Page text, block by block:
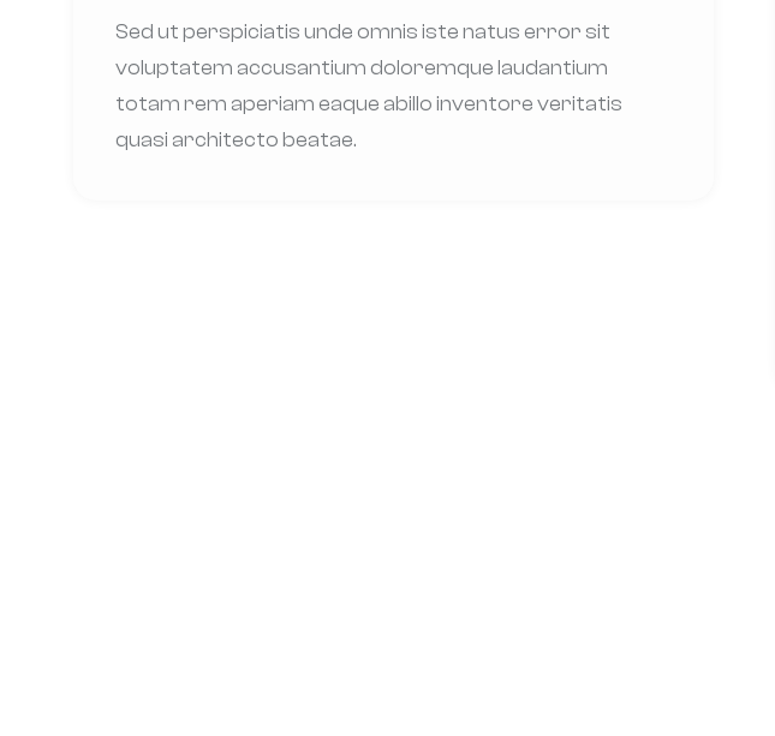
Sed ut perspiciatis unde omnis iste natus error sit
voluptatem accusantium doloremque laudantium
totam rem aperiam eaque abillo inventore veritatis
quasi architecto beatae.